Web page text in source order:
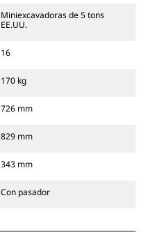
Miniexcavadoras de 5 tons
EE.UU.
16
170 kg
726 mm
829 mm
343 mm
Con pasador